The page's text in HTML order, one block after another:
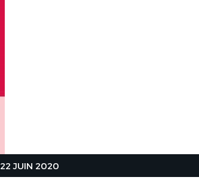
22 JUIN 2020